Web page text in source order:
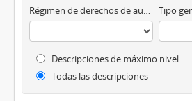
Régimen de derechos de autor Tipo
Descripciones de máximo nivel
Todas las descripciones